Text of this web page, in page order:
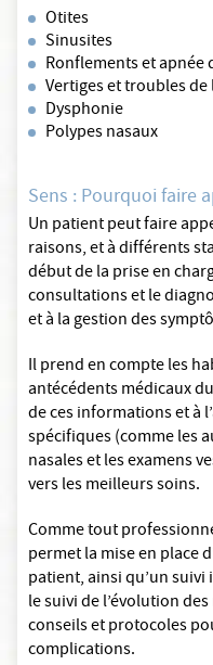
Otites
Sinusites
Ronflements et apnée
Vertiges et troubles de
Dysphonie
Polypes nasaux
Sens : Pourquoi faire
Un patient peut faire
raisons, et à différents
début de la prise en
consultations et le
et à la gestion des
Il prend en compte les
antécédents médicaux
de ces informations et à
spécifiques (comme les
nasales et les examens
vers les meilleurs soins.
Comme tout
permet la mise en place
patient, ainsi qu’un
le suivi de l’évolution
conseils et protocoles
complications.